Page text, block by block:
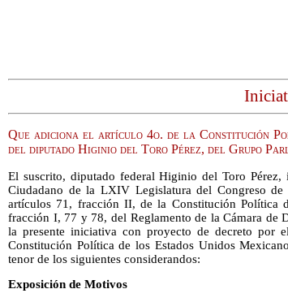
Que adiciona el artículo 4o. de la Constitución
del diputado Higinio del Toro Pérez, del Grupo
El suscrito, diputado federal Higinio del Toro
Ciudadano de la LXIV Legislatura del Congreso
artículos 71, fracción II, de la Constitución Política
fracción I, 77 y 78, del Reglamento de la Cámara de
la presente iniciativa con proyecto de decreto por
Constitución Política de los Estados Unidos
tenor de los siguientes considerandos:
Exposición de Motivos